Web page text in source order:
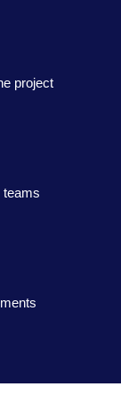
project
teams